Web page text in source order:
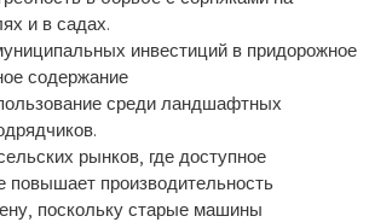
и в садах.
инвестиций в придорожное
содержание
среди ландшафтных
рынков, где доступное
повышает производительность
поскольку старые машины